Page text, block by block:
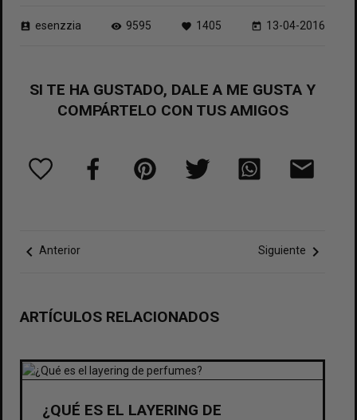
perm_contact_calendar esenzzia visibility 9595 favorite 1405 today 13-04-2016
SI TE HA GUSTADO, DALE A ME GUSTA Y
COMPÁRTELO CON TUS AMIGOS
chevron_left Anterior Siguiente chevron_right
ARTÍCULOS RELACIONADOS
¿QUÉ ES EL LAYERING DE